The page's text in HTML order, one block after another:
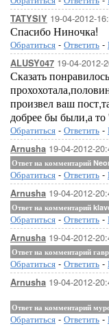
TATYSIY 19-04-2012-
Спасибо Ниночка!
Обратиться - Ответить -
ALUSY047 19-04-2012-
Сказать
произвел ваш
добрее бы были,а то
Обратиться - Ответить -
Arnusha 19-04-2012-
Ответ на комментарий
Обратиться - Ответить -
Arnusha 19-04-2012-
Ответ на комментарий
Обратиться - Ответить -
Arnusha 19-04-2012-
Ответ на комментарий
Обратиться - Ответить -
Arnusha 19-04-2012-
Ответ на комментарий
Обратиться - Ответить -